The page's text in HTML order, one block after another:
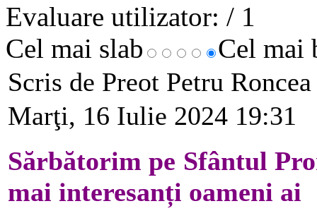
Evaluare utilizator: / 1
Cel mai slab
Cel mai
Scris de Preot Petru
Marţi, 16 Iulie 2024 19:31
Sărbătorim pe Sfântul
mai interesanți oameni ai